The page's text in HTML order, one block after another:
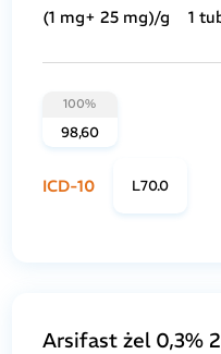
(1 mg+ 25 mg)/g
1
100%
98,60
ICD-10 L70.0
Arsifast żel 0,3%